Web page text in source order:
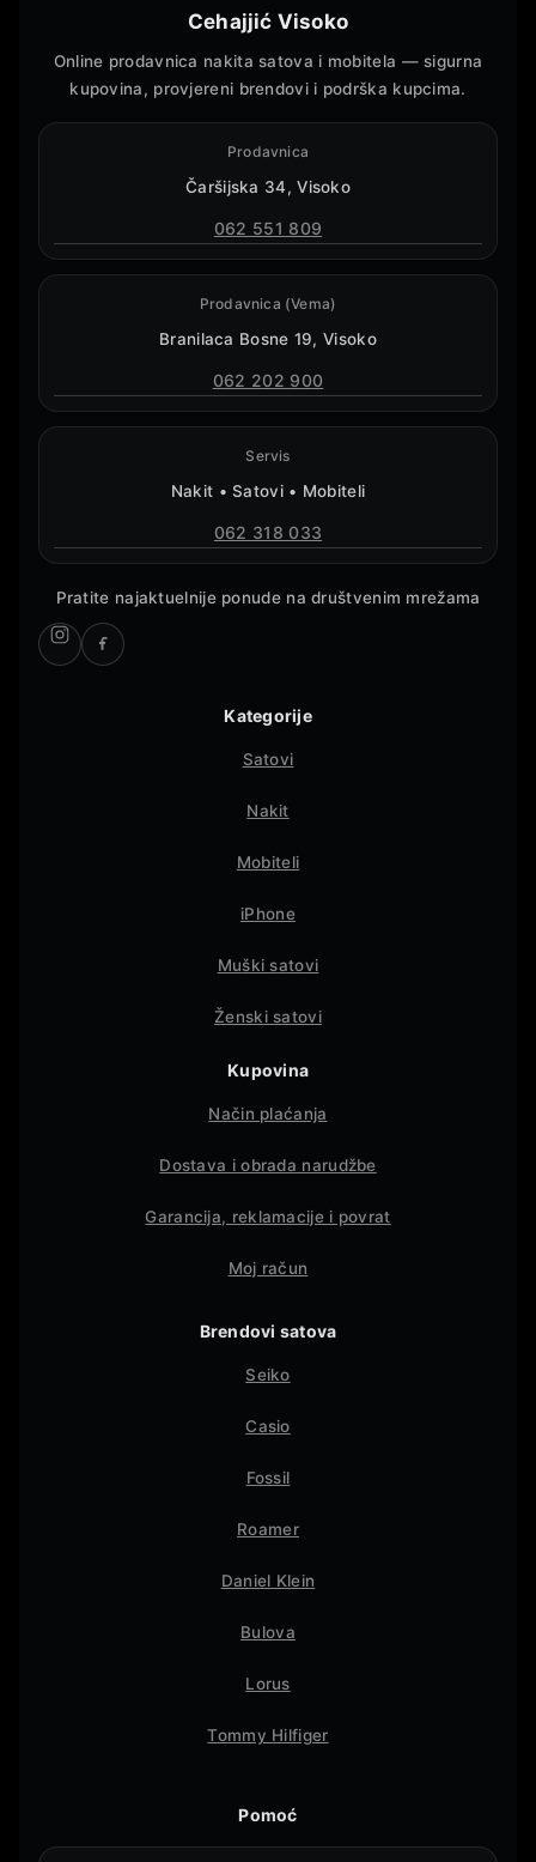
Cehajjić Visoko
Online prodavnica nakita satova i mobitela — sigurna
kupovina, provjereni brendovi i podrška kupcima.
Prodavnica
Čaršijska 34, Visoko
062 551 809
Prodavnica (Vema)
Branilaca Bosne 19, Visoko
062 202 900
Servis
Nakit • Satovi • Mobiteli
062 318 033
Pratite najaktuelnije ponude na društvenim mrežama
Kategorije
Satovi
Nakit
Mobiteli
iPhone
Muški satovi
Ženski satovi
Kupovina
Način plaćanja
Dostava i obrada narudžbe
Garancija, reklamacije i povrat
Moj račun
Brendovi satova
Seiko
Casio
Fossil
Roamer
Daniel Klein
Bulova
Lorus
Tommy Hilfiger
Pomoć